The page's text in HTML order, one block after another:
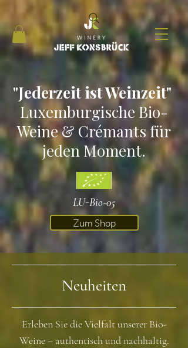
"Jederzeit ist Weinzeit"
Luxemburgische Bio-
Weine & Crémants für
jeden Moment.
LU-Bio-05
Zum Shop
Neuheiten
Erleben Sie die Vielfalt unserer Bio-
Weine – authentisch und nachhaltig.